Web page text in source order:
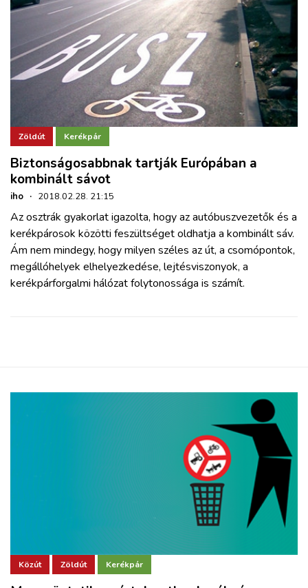
Zöldút Kerékpár
Biztonságosabbnak tartják Európában a
kombinált sávot
iho · 2018.02.28. 21:15
Az osztrák gyakorlat igazolta, hogy az autóbuszvezetők és a
kerékpárosok közötti feszültséget oldhatja a kombinált sáv.
Ám nem mindegy, hogy milyen széles az út, a csomópontok,
megállóhelyek elhelyezkedése, lejtésviszonyok, a
kerékpárforgalmi hálózat folytonossága is számít.
Közút Zöldút Kerékpár